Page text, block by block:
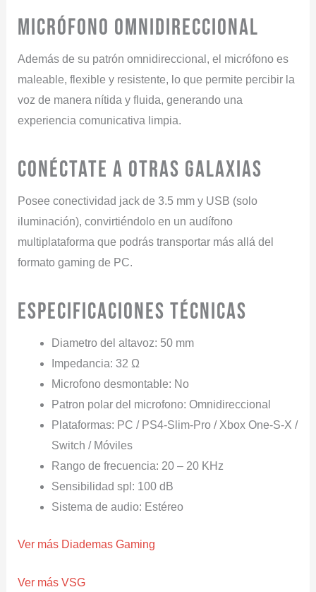
MICRÓFONO OMNIDIRECCIONAL
Además de su patrón omnidireccional, el micrófono es
maleable, flexible y resistente, lo que permite percibir la
voz de manera nítida y fluida, generando una
experiencia comunicativa limpia.
CONÉCTATE A OTRAS GALAXIAS
Posee conectividad jack de 3.5 mm y USB (solo
iluminación), convirtiéndolo en un audífono
multiplataforma que podrás transportar más allá del
formato gaming de PC.
Especificaciones técnicas
Diametro del altavoz: 50 mm
Impedancia: 32 Ω
Microfono desmontable: No
Patron polar del microfono: Omnidireccional
Plataformas: PC / PS4-Slim-Pro / Xbox One-S-X /
Switch / Móviles
Rango de frecuencia: 20 – 20 KHz
Sensibilidad spl: 100 dB
Sistema de audio: Estéreo
Ver más Diademas Gaming
Ver más VSG